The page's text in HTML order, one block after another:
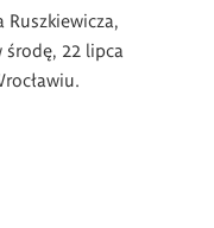
Ruszkiewicza,
22 lipca